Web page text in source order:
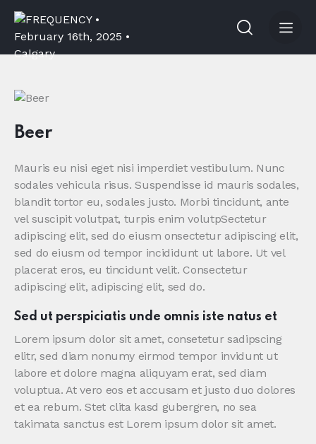
Beer
Mauris eu nisi eget nisi imperdiet vestibulum. Nunc
sodales vehicula risus. Suspendisse id mauris sodales,
blandit tortor eu, sodales justo. Morbi tincidunt, ante
vel suscipit volutpat, turpis enim volutpSectetur
adipiscing elit, sed do eiusm onsectetur adipiscing elit,
sed do eiusm od tempor incididunt ut labore. Ut vel
placerat eros, eu tincidunt velit. Consectetur
adipiscing elit, adipiscing elit, sed do.
Sed ut perspiciatis unde omnis iste natus et
Lorem ipsum dolor sit amet, consetetur sadipscing
elitr, sed diam nonumy eirmod tempor invidunt ut
labore et dolore magna aliquyam erat, sed diam
voluptua. At vero eos et accusam et justo duo dolores
et ea rebum. Stet clita kasd gubergren, no sea
takimata sanctus est Lorem ipsum dolor sit amet.